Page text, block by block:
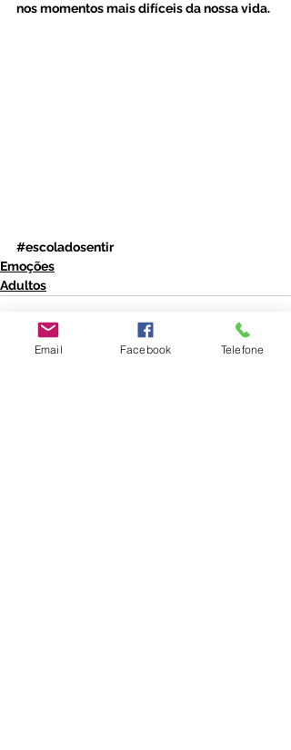
nos momentos mais difíceis da nossa vida.
#escoladosentir
Emoções
Adultos
Email Facebook Telefone